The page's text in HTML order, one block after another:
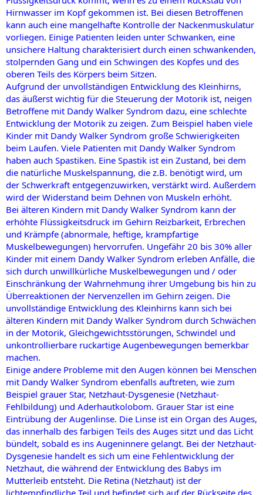
Hirnwasser im Kopf gekommen ist. Bei diesen Betroffenen
kann auch eine mangelhafte Kontrolle der Nackenmuskulatur
vorliegen. Einige Patienten leiden unter Schwanken, eine
unsichere Haltung charakterisiert durch einen schwankenden,
stolpernden Gang und ein Schwingen des Kopfes und des
oberen Teils des Körpers beim Sitzen.
Aufgrund der unvollständigen Entwicklung des Kleinhirns,
das äußerst wichtig für die Steuerung der Motorik ist, neigen
Betroffene mit Dandy Walker Syndrom dazu, eine schlechte
Entwicklung der Motorik zu zeigen. Zum Beispiel haben viele
Kinder mit Dandy Walker Syndrom große Schwierigkeiten
beim Laufen. Viele Patienten mit Dandy Walker Syndrom
haben auch Spastiken. Eine Spastik ist ein Zustand, bei dem
die natürliche Muskelspannung, die z.B. benötigt wird, um
der Schwerkraft entgegenzuwirken, verstärkt wird. Außerdem
wird der Widerstand beim Dehnen von Muskeln erhöht.
Bei älteren Kindern mit Dandy Walker Syndrom kann der
erhöhte Flüssigkeitsdruck im Gehirn Reizbarkeit, Erbrechen
und Krämpfe (abnormale, heftige, krampfartige
Muskelbewegungen) hervorrufen. Ungefähr 20 bis 30% aller
Kinder mit einem Dandy Walker Syndrom erleben Anfälle, die
sich durch unwillkürliche Muskelbewegungen und / oder
Einschränkung der Wahrnehmung ihrer Umgebung bis hin zu
Überreaktionen der Nervenzellen im Gehirn zeigen. Die
unvollständige Entwicklung des Kleinhirns kann sich bei
älteren Kindern mit Dandy Walker Syndrom durch Schwächen
in der Motorik, Gleichgewichtsstörungen, Schwindel und
unkontrollierbare ruckartige Augenbewegungen bemerkbar
machen.
Einige andere Probleme mit den Augen können bei Menschen
mit Dandy Walker Syndrom ebenfalls auftreten, wie zum
Beispiel grauer Star, Netzhaut-Dysgenesie (Netzhaut-
Fehlbildung) und Aderhautkolobom. Grauer Star ist eine
Eintrübung der Augenlinse. Die Linse ist ein Organ des Auges,
das innerhalb des farbigen Teils des Auges sitzt und das Licht
bündelt, sobald es ins Augeninnere gelangt. Bei der Netzhaut-
Dysgenesie handelt es sich um eine Fehlentwicklung der
Netzhaut, die während der Entwicklung des Babys im
Mutterleib entsteht. Die Retina (Netzhaut) ist der
lichtempfindliche Teil und befindet sich auf der Rückseite des